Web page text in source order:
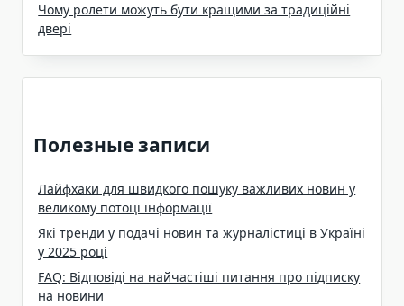
Чому ролети можуть бути кращими за традиційні
двері
Полезные записи
Лайфхаки для швидкого пошуку важливих новин у
великому потоці інформації
Які тренди у подачі новин та журналістиці в Україні
у 2025 році
FAQ: Відповіді на найчастіші питання про підписку
на новини